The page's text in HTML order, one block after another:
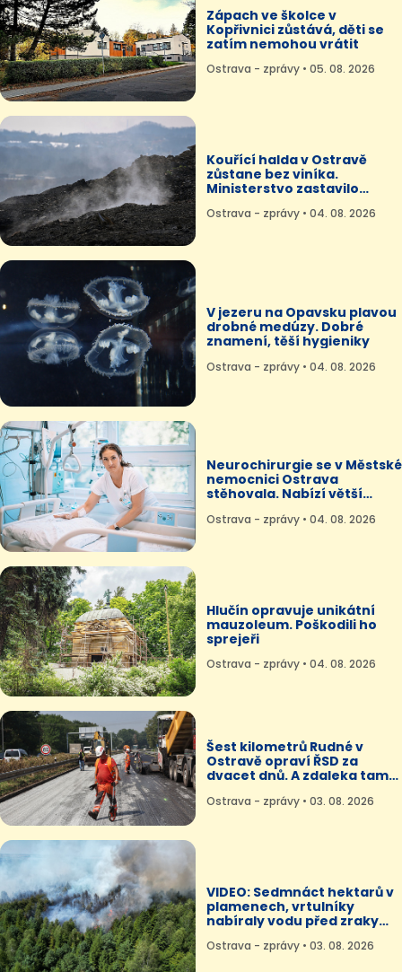
Zápach ve školce v
Kopřivnici zůstává, děti se
zatím nemohou vrátit
Ostrava - zprávy • 05. 08. 2026
Kouřící halda v Ostravě
zůstane bez viníka.
Ministerstvo zastavilo
Ostrava - zprávy • 04. 08. 2026
V jezeru na Opavsku plavou
drobné medúzy. Dobré
znamení, těší hygieniky
Ostrava - zprávy • 04. 08. 2026
Neurochirurgie se v Městské
nemocnici Ostrava
stěhovala. Nabízí větší
Ostrava - zprávy • 04. 08. 2026
Hlučín opravuje unikátní
mauzoleum. Poškodili ho
sprejeři
Ostrava - zprávy • 04. 08. 2026
Šest kilometrů Rudné v
Ostravě opraví ŘSD za
dvacet dnů. A zdaleka tam
Ostrava - zprávy • 03. 08. 2026
VIDEO: Sedmnáct hektarů v
plamenech, vrtulníky
nabíraly vodu před zraky
Ostrava - zprávy • 03. 08. 2026